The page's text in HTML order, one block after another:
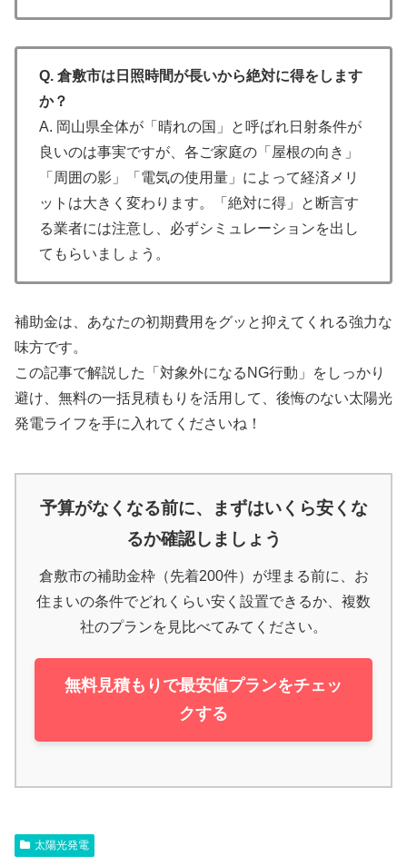
Q. 倉敷市は日照時間が長いから絶対に得をします
か？
A. 岡山県全体が「晴れの国」と呼ばれ日射条件が
良いのは事実ですが、各ご家庭の「屋根の向き」
「周囲の影」「電気の使用量」によって経済メリ
ットは大きく変わります。「絶対に得」と断言す
る業者には注意し、必ずシミュレーションを出し
てもらいましょう。
補助金は、あなたの初期費用をグッと抑えてくれる強力な
味方です。
この記事で解説した「対象外になるNG行動」をしっかり
避け、無料の一括見積もりを活用して、後悔のない太陽光
発電ライフを手に入れてくださいね！
予算がなくなる前に、まずはいくら安くな
るか確認しましょう
倉敷市の補助金枠（先着200件）が埋まる前に、お
住まいの条件でどれくらい安く設置できるか、複数
社のプランを見比べてみてください。
無料見積もりで最安値プランをチェッ
クする
太陽光発電